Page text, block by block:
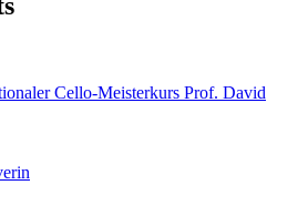
Cello-Meisterkurs Prof. David